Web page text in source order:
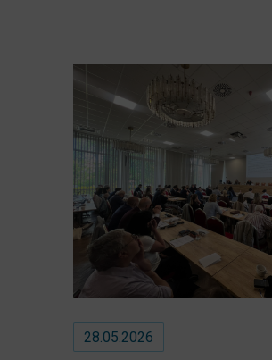
28.05.2026